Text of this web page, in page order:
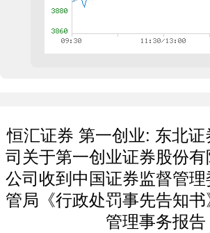
恒汇证券 第一创业: 东北
司关于第一创业证券股份
公司收到中国证券监督管
管局《行政处罚事先告知
管理事务报告